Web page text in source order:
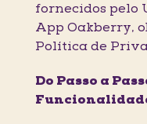
fornecidos pelo
App Oakberry,
Política de
Do Passo a